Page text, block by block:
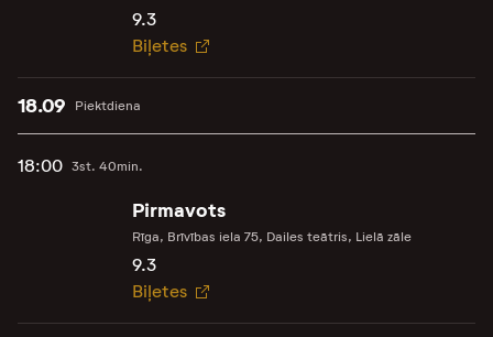
9.3
Biļetes
Piektdiena
18.09
18:00 3st. 40min.
Pirmavots
Rīga, Brīvības iela 75, Dailes teātris, Lielā zāle
9.3
Biļetes